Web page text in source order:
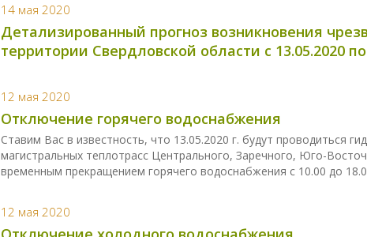
14 мая 2020
Детализированный прогноз возникновения
территории Свердловской области с 13.05.2020 по
12 мая 2020
Отключение горячего водоснабжения
Ставим Вас в известность, что 13.05.2020 г. будут проводиться
магистральных теплотрасс Центрального, Заречного, Юго-
временным прекращением горячего водоснабжения с 10.00 до
12 мая 2020